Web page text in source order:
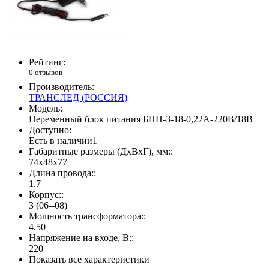
Рейтинг:
0 отзывов
Производитель:
ТРАНСЛЕД (РОССИЯ)
Модель:
Переменный блок питания БПП-3-18-0,22А-220В/18В
Доступно:
Есть в наличии1
Габаритные размеры (ДхВхГ), мм::
74х48х77
Длина провода::
1.7
Корпус::
3 (06--08)
Мощность трансформатора::
4.50
Напряжение на входе, В::
220
Показать все характеристики